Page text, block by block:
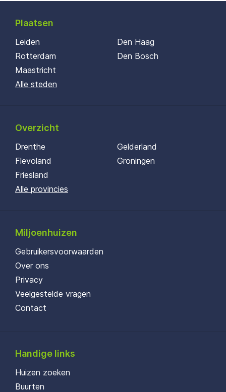
Plaatsen
Leiden
Rotterdam
Maastricht
Den Haag
Den Bosch
Alle steden
Overzicht
Drenthe
Flevoland
Friesland
Gelderland
Groningen
Alle provincies
Miljoenhuizen
Gebruikersvoorwaarden
Over ons
Privacy
Veelgestelde vragen
Contact
Handige links
Huizen zoeken
Buurten